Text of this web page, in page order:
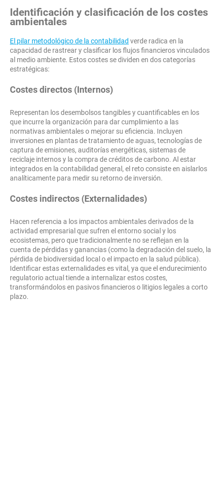
Identificación y clasificación de los costes
ambientales
El pilar metodológico de la contabilidad verde radica en la
capacidad de rastrear y clasificar los flujos financieros vinculados
al medio ambiente. Estos costes se dividen en dos categorías
estratégicas:
Costes directos (Internos)
Representan los desembolsos tangibles y cuantificables en los
que incurre la organización para dar cumplimiento a las
normativas ambientales o mejorar su eficiencia. Incluyen
inversiones en plantas de tratamiento de aguas, tecnologías de
captura de emisiones, auditorías energéticas, sistemas de
reciclaje internos y la compra de créditos de carbono. Al estar
integrados en la contabilidad general, el reto consiste en aislarlos
analíticamente para medir su retorno de inversión.
Costes indirectos (Externalidades)
Hacen referencia a los impactos ambientales derivados de la
actividad empresarial que sufren el entorno social y los
ecosistemas, pero que tradicionalmente no se reflejan en la
cuenta de pérdidas y ganancias (como la degradación del suelo, la
pérdida de biodiversidad local o el impacto en la salud pública).
Identificar estas externalidades es vital, ya que el endurecimiento
regulatorio actual tiende a internalizar estos costes,
transformándolos en pasivos financieros o litigios legales a corto
plazo.